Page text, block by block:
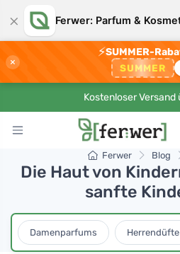
× Ferwer: Parfum &
×
⚡SUMMER-
SUMMER
Kostenloser Versand
Ferwer Blog
Die Haut von
sanfte
Damenparfums Herrendüfte